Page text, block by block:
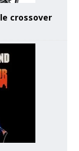
crossover